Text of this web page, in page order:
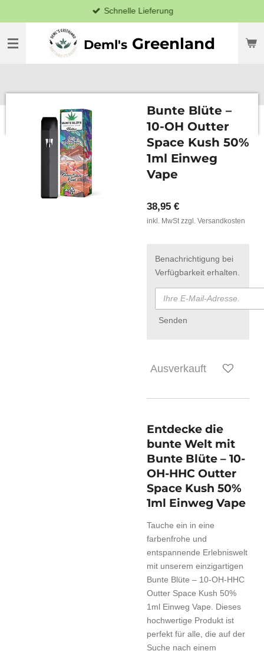
Hauptinhalt
springen
Deml's Greenland
Schnelle Lieferung
Bunte Blüte –
10-OH Outter
Space Kush 50%
1ml Einweg
Vape
38,95 €
inkl. MwSt zzgl. Versandkosten
Benachrichtigung bei
Verfügbarkeit erhalten.
Senden
Ausverkauft
Entdecke die
bunte Welt mit
Bunte Blüte – 10-
OH-HHC Outter
Space Kush 50%
1ml Einweg Vape
Tauche ein in eine
farbenfrohe und
entspannende Erlebniswelt
mit unserem einzigartigen
Bunte Blüte – 10-OH-HHC
Outter Space Kush 50%
1ml Einweg Vape. Dieses
hochwertige Produkt ist
perfekt für alle, die auf der
Suche nach einem